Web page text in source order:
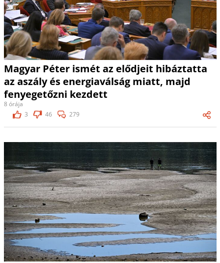
Magyar Péter ismét az elődjeit hibáztatta
az aszály és energiaválság miatt, majd
fenyegetőzni kezdett
8 órája
3
46 279